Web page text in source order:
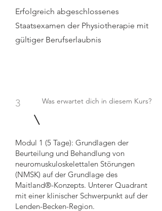
Erfolgreich abgeschlossenes
Staatsexamen der Physiotherapie mit
gültiger Berufserlaubnis
3 Was erwartet dich in diesem Kurs?
Modul 1 (5 Tage): Grundlagen der
Beurteilung und Behandlung von
neuromuskuloskelettalen Störungen
(NMSK) auf der Grundlage des
Maitland®-Konzepts. Unterer Quadrant
mit einer klinischer Schwerpunkt auf der
Lenden-Becken-Region.